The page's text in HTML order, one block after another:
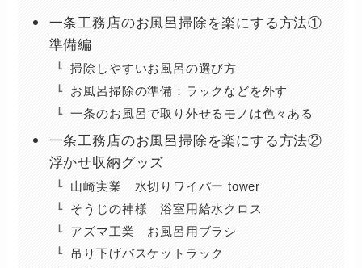
一条工務店のお風呂掃除を楽にする方法①
準備編
掃除しやすいお風呂の選び方
お風呂掃除の準備：ラックなどを外す
一条のお風呂で取り外せるモノは色々ある
一条工務店のお風呂掃除を楽にする方法②
浮かせ収納グッズ
山崎実業 水切りワイパー tower
そうじの神様 浴室用給水クロス
アズマ工業 お風呂用ブラシ
吊り下げバスケットラック